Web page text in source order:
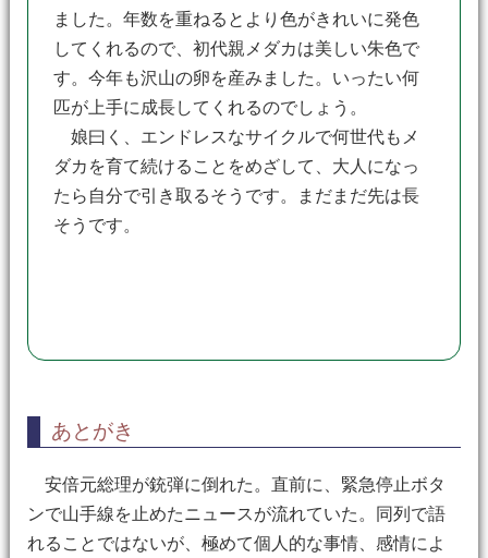
ました。年数を重ねるとより色がきれいに発色
してくれるので、初代親メダカは美しい朱色で
す。今年も沢山の卵を産みました。いったい何
匹が上手に成長してくれるのでしょう。
娘曰く、エンドレスなサイクルで何世代もメ
ダカを育て続けることをめざして、大人になっ
たら自分で引き取るそうです。まだまだ先は長
そうです。
あとがき
安倍元総理が銃弾に倒れた。直前に、緊急停止ボタ
ンで山手線を止めたニュースが流れていた。同列で語
れることではないが、極めて個人的な事情、感情によ